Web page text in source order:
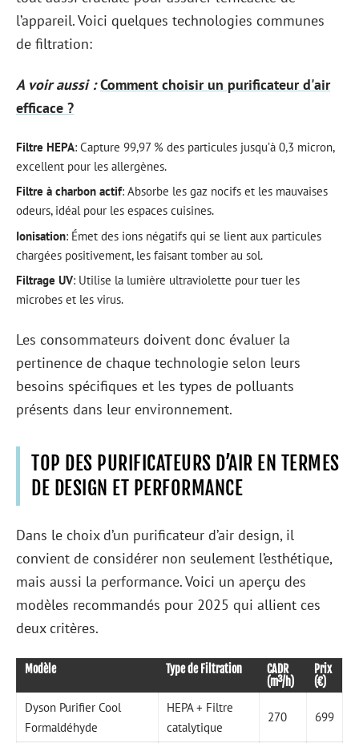
l’appareil. Voici quelques technologies communes
de filtration:
A voir aussi : Comment choisir un purificateur d'air
efficace ?
Filtre HEPA: Capture 99,97 % des particules jusqu’à 0,3 micron,
excellent pour les allergènes.
Filtre à charbon actif: Absorbe les gaz nocifs et les mauvaises
odeurs, idéal pour les espaces cuisines.
Ionisation: Émet des ions négatifs qui se lient aux particules
chargées positivement, les faisant tomber au sol.
Filtrage UV: Utilise la lumière ultraviolette pour tuer les
microbes et les virus.
Les consommateurs doivent donc évaluer la
pertinence de chaque technologie selon leurs
besoins spécifiques et les types de polluants
présents dans leur environnement.
TOP DES PURIFICATEURS D’AIR EN TERMES
DE DESIGN ET PERFORMANCE
Dans le choix d’un purificateur d’air design, il
convient de considérer non seulement l’esthétique,
mais aussi la performance. Voici un aperçu des
modèles recommandés pour 2025 qui allient ces
deux critères.
Modèle Type de Filtration
CADR
(m³/h)
Prix
(€)
Dyson Purifier Cool
Formaldéhyde
HEPA + Filtre
catalytique
270 699